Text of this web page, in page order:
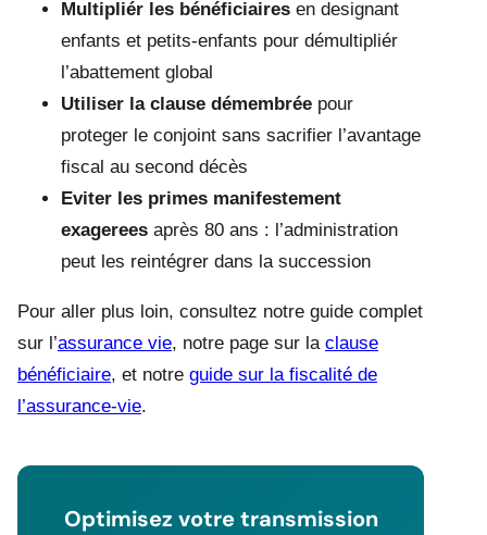
Multipliér les bénéficiaires en designant
enfants et petits-enfants pour démultipliér
l’abattement global
Utiliser la clause démembrée pour
proteger le conjoint sans sacrifier l’avantage
fiscal au second décès
Eviter les primes manifestement
exagerees après 80 ans : l’administration
peut les reintégrer dans la succession
Pour aller plus loin, consultez notre guide complet
sur l’assurance vie, notre page sur la clause
bénéficiaire, et notre guide sur la fiscalité de
l’assurance-vie.
Optimisez votre transmission